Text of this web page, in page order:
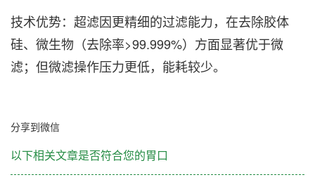
‌技术优势‌：超滤因更精细的过滤能力，在去除胶体
硅、微生物（去除率>99.999%）方面显著优于微
滤；但微滤操作压力更低，能耗较少。
分享到微信
以下相关文章是否符合您的胃口